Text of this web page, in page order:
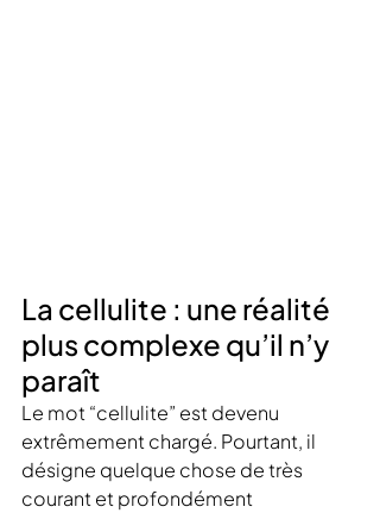
La cellulite : une réalité
plus complexe qu’il n’y
paraît
Le mot “cellulite” est devenu
extrêmement chargé. Pourtant, il
désigne quelque chose de très
courant et profondément